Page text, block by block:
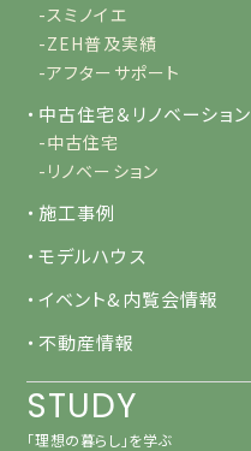
-スミノイエ
-ZEH普及実績
-アフターサポート
・中古住宅＆リノベーション
-中古住宅
-リノベーション
・施工事例
・モデルハウス
・イベント&内覧会情報
・不動産情報
STUDY
「理想の暮らし」を学ぶ